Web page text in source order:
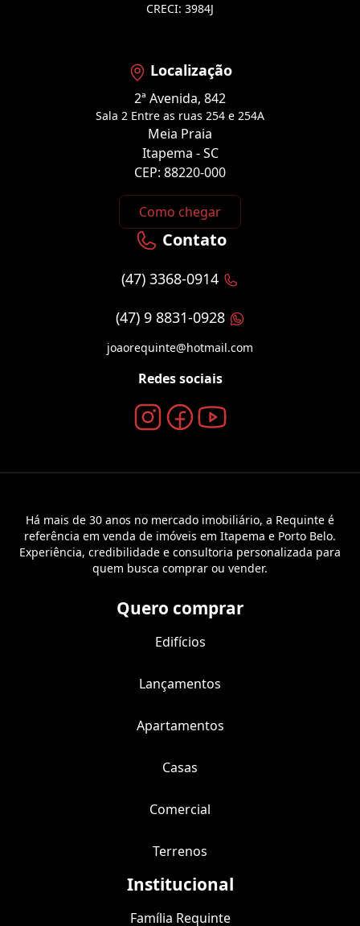
CRECI: 3984J
Localização
2ª Avenida, 842
Sala 2 Entre as ruas 254 e 254A
Meia Praia
Itapema - SC
CEP: 88220-000
Como chegar
Contato
(47) 3368-0914
(47) 9 8831-0928
joaorequinte@hotmail.com
Redes sociais
Há mais de 30 anos no mercado imobiliário, a Requinte é
referência em venda de imóveis em Itapema e Porto Belo.
Experiência, credibilidade e consultoria personalizada para
quem busca comprar ou vender.
Quero comprar
Edifícios
Lançamentos
Apartamentos
Casas
Comercial
Terrenos
Institucional
Família Requinte